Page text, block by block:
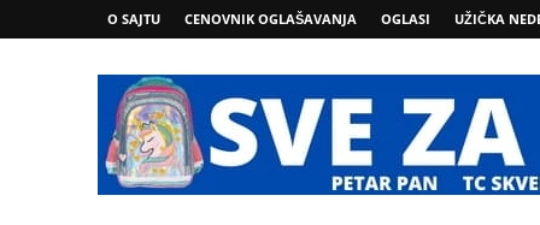
O SAJTU CENOVNIK OGLAŠAVANJA OGLASI UŽIČKA